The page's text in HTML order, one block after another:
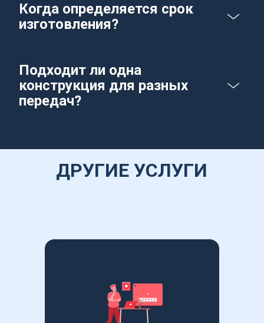
Когда определяется срок
изготовления?
Подходит ли одна
конструкция для разных
передач?
ДРУГИЕ УСЛУГИ